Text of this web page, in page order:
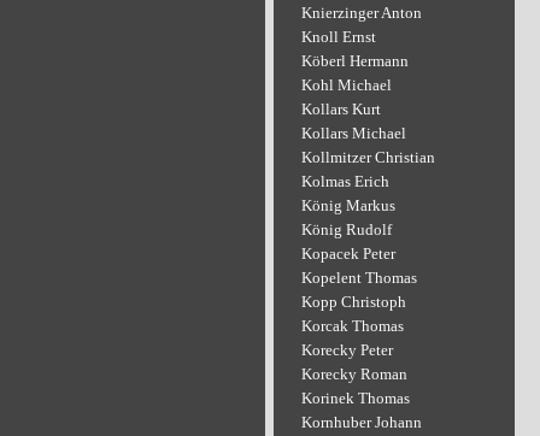
Knierzinger Anton
Knoll Ernst
Köberl Hermann
Kohl Michael
Kollars Kurt
Kollars Michael
Kollmitzer Christian
Kolmas Erich
König Markus
König Rudolf
Kopacek Peter
Kopelent Thomas
Kopp Christoph
Korcak Thomas
Korecky Peter
Korecky Roman
Korinek Thomas
Kornhuber Johann